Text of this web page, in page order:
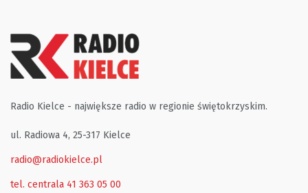
Radio Kielce - największe radio w regionie świętokrzyskim.
ul. Radiowa 4, 25-317 Kielce
radio@radiokielce.pl
tel. centrala 41 363 05 00